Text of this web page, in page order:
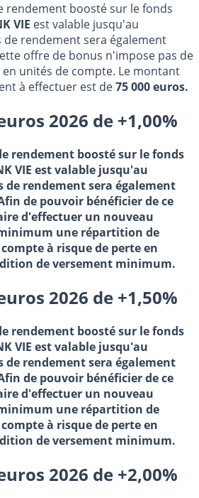
rendement boosté sur le fonds
VIE est valable jusqu'au
de rendement sera également
offre de bonus n'impose pas de
unités de compte. Le montant
à effectuer est de75 000 euros.
2026 de +1,00%
rendement boosté sur le fonds
VIE est valable jusqu'au
de rendement sera également
de pouvoir bénéficier de ce
d'effectuer un nouveau
une répartition de
compteà risque de perte en
de versement minimum.
2026 de +1,50%
rendement boosté sur le fonds
VIE est valable jusqu'au
de rendement sera également
de pouvoir bénéficier de ce
d'effectuer un nouveau
une répartition de
à risque de perte en
de versement minimum.
2026 de +2,00%